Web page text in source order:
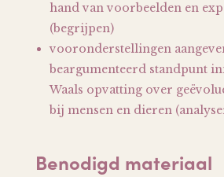
hand van voorbeelden en
(begrijpen)
vooronderstellingen
beargumenteerd standpunt
Waals opvatting over
bij mensen en dieren
Benodigd materiaal